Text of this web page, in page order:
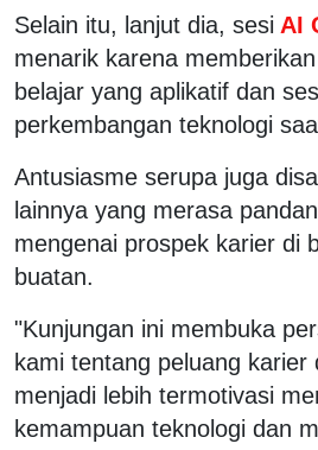
Selain itu, lanjut dia, sesi AI
menarik karena
belajar yang aplikatif dan
perkembangan teknologi
Antusiasme serupa juga
lainnya yang merasa
mengenai prospek karier di
buatan.
"Kunjungan ini membuka
kami tentang peluang karier
menjadi lebih termotivasi
kemampuan teknologi dan